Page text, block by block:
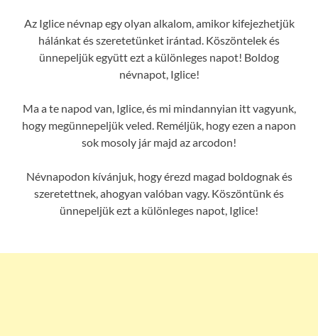
Az Iglice névnap egy olyan alkalom, amikor kifejezhetjük
hálánkat és szeretetünket irántad. Köszöntelek és
ünnepeljük együtt ezt a különleges napot! Boldog
névnapot, Iglice!
Ma a te napod van, Iglice, és mi mindannyian itt vagyunk,
hogy megünnepeljük veled. Reméljük, hogy ezen a napon
sok mosoly jár majd az arcodon!
Névnapodon kívánjuk, hogy érezd magad boldognak és
szeretettnek, ahogyan valóban vagy. Köszöntünk és
ünnepeljük ezt a különleges napot, Iglice!